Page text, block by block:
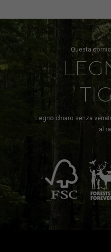
Questa
Legno chiaro senza
al